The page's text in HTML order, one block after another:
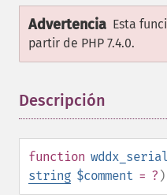
Advertencia Esta
partir de PHP 7.4.0.
Descripción
function
string $comment = ?